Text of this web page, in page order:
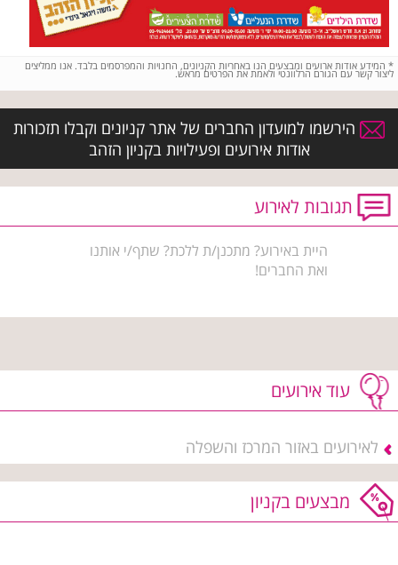
* המידע אודות ארועים ומבצעים הנו באחריות הקניונים, החנויות והמפרסמים בלבד. אנו ממליצים
ליצור קשר עם הגורם הרלוונטי ולאמת את הפרטים מראש.
הירשמו למועדון החברים של אתר קניונים וקבלו תזכורות
אודות אירועים ופעילויות בקניון הזהב
תגובות לאירוע
היית באירוע? מתכנן/ת ללכת? שתף/י אותנו
ואת החברים!
עוד אירועים
לאירועים באזור המרכז והשפלה
מבצעים בקניון